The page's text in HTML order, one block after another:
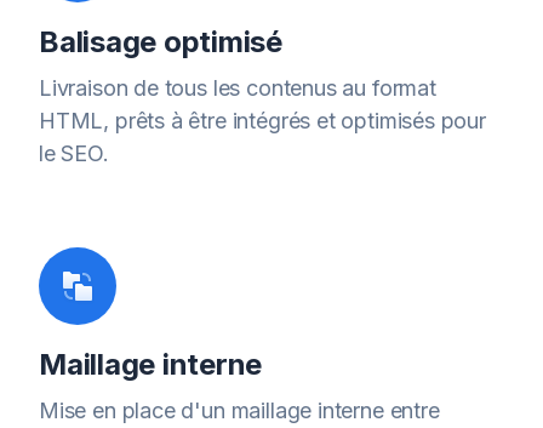
Balisage optimisé
Livraison de tous les contenus au format
HTML, prêts à être intégrés et optimisés pour
le SEO.
Maillage interne
Mise en place d'un maillage interne entre